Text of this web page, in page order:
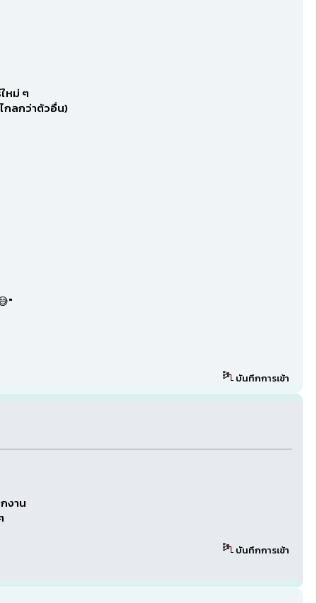
หม่ ๆ
กลกว่าตัวอื่น)
บันทึกการเข้า
งาน
บันทึกการเข้า